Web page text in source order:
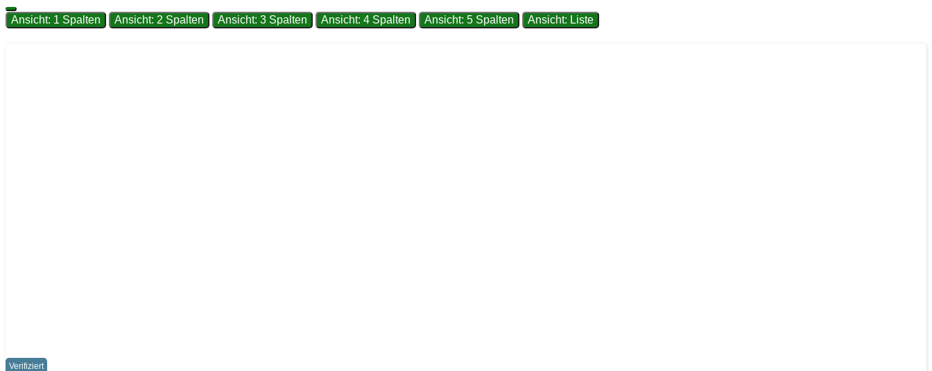
Ansicht: 1 Spalten Ansicht: 2 Spalten Ansicht: 3 Spalten Ansicht: 4 Spalten Ansicht: 5 Spalten Ansicht: Liste
Verifiziert